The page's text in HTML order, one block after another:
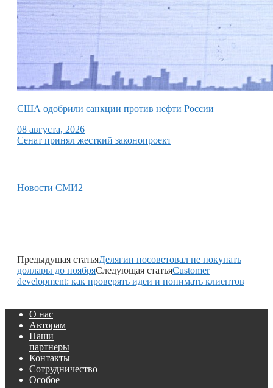
США одобрили санкции против нефти России
08 августа, 2026
Сенат принял жесткий законопроект
Новости СМИ2
Предыдущая статьяДелягин посоветовал не покупать
доллары до ноябряСледующая статьяCustomer
development: как проверять идеи и понимать клиентов
О нас
Авторам
Наши
партнеры
Контакты
Сотрудничество
Особое